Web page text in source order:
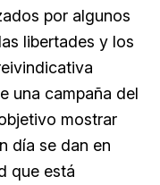
por algunos
libertades y los
una campaña del
mostrar
día se dan en
que está